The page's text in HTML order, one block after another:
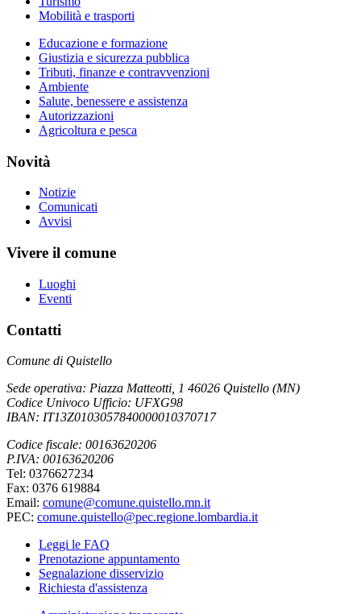
Mobilità e trasporti
Educazione e formazione
Giustizia e sicurezza pubblica
Tributi, finanze e contravvenzioni
Ambiente
Salute, benessere e assistenza
Autorizzazioni
Agricoltura e pesca
Novità
Notizie
Comunicati
Avvisi
Vivere il comune
Luoghi
Eventi
Contatti
Comune di Quistello
Sede operativa: Piazza Matteotti, 1 46026 Quistello (MN)
Codice Univoco Ufficio: UFXG98
IBAN: IT13Z0103057840000010370717
Codice fiscale: 00163620206
P.IVA: 00163620206
Tel: 0376627234
Fax: 0376 619884
Email: comune@comune.quistello.mn.it
PEC: comune.quistello@pec.regione.lombardia.it
Leggi le FAQ
Prenotazione appuntamento
Segnalazione disservizio
Richiesta d'assistenza